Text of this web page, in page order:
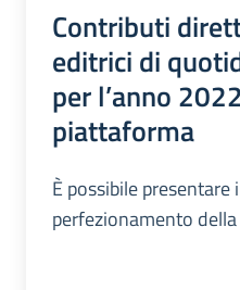
Contributi
editrici di
per l’anno
piattaforma
È possibile
perfezionamento